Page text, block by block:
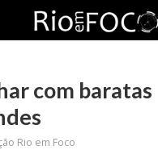
com baratas
Rio em Foco